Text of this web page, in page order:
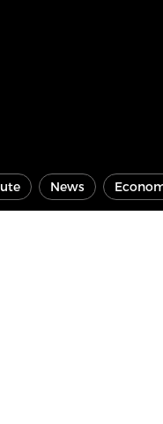
News